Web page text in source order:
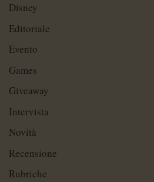
Disney
Editoriale
Evento
Games
Giveaway
Intervista
Novità
Recensione
Rubriche